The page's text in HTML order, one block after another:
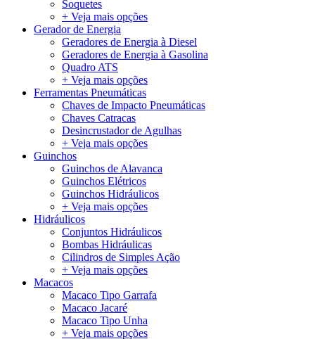
Soquetes
+ Veja mais opções
Gerador de Energia
Geradores de Energia à Diesel
Geradores de Energia à Gasolina
Quadro ATS
+ Veja mais opções
Ferramentas Pneumáticas
Chaves de Impacto Pneumáticas
Chaves Catracas
Desincrustador de Agulhas
+ Veja mais opções
Guinchos
Guinchos de Alavanca
Guinchos Elétricos
Guinchos Hidráulicos
+ Veja mais opções
Hidráulicos
Conjuntos Hidráulicos
Bombas Hidráulicas
Cilindros de Simples Ação
+ Veja mais opções
Macacos
Macaco Tipo Garrafa
Macaco Jacaré
Macaco Tipo Unha
+ Veja mais opções